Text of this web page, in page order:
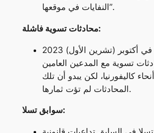
النفايات في موقعها”.
محادثات تسوية فاشلة:
قالت تسلا في أكتوبر (تشرين الأول) 2023
تسوية مع المدعين العامين
كاليفورنيا، لكن يبدو أن تلك
المحادثات لم تؤت ثمارها.
سوابق تسلا: